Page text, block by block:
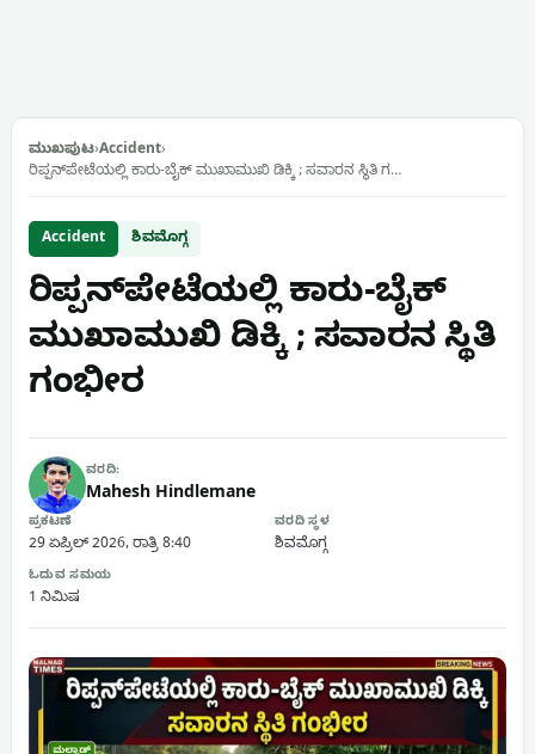
ಮುಖಪುಟ›Accident›
ರಿಪ್ಪನ್‌ಪೇಟೆಯಲ್ಲಿ ಕಾರು-ಬೈಕ್ ಮುಖಾಮುಖಿ ಡಿಕ್ಕಿ ; ಸವಾರನ ಸ್ಥಿತಿ ಗ…
Accident ಶಿವಮೊಗ್ಗ
ರಿಪ್ಪನ್‌ಪೇಟೆಯಲ್ಲಿ ಕಾರು-ಬೈಕ್
ಮುಖಾಮುಖಿ ಡಿಕ್ಕಿ ; ಸವಾರನ ಸ್ಥಿತಿ
ಗಂಭೀರ
ವರದಿ:
Mahesh Hindlemane
ಪ್ರಕಟಣೆ
29 ಏಪ್ರಿಲ್ 2026, ರಾತ್ರಿ 8:40
ವರದಿ ಸ್ಥಳ
ಶಿವಮೊಗ್ಗ
ಓದುವ ಸಮಯ
1 ನಿಮಿಷ